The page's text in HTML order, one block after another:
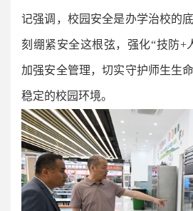
记强调，校园安全是办学治校的
刻绷紧安全这根弦，强化“技防+
加强安全管理，切实守护师生生
稳定的校园环境。